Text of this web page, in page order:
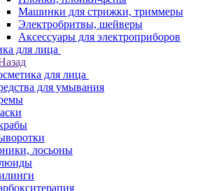
Машинки для стрижки, триммеры
Электробритвы, шейверы
Аксессуары для электроприборов
для лица
для лица
для умывания
лосьоны